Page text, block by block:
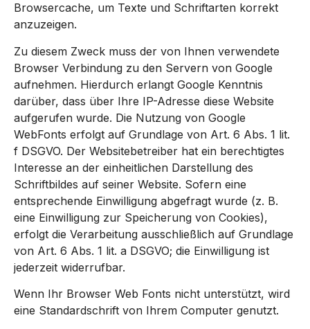
Browsercache, um Texte und Schriftarten korrekt
anzuzeigen.
Zu diesem Zweck muss der von Ihnen verwendete
Browser Verbindung zu den Servern von Google
aufnehmen. Hierdurch erlangt Google Kenntnis
darüber, dass über Ihre IP-Adresse diese Website
aufgerufen wurde. Die Nutzung von Google
WebFonts erfolgt auf Grundlage von Art. 6 Abs. 1 lit.
f DSGVO. Der Websitebetreiber hat ein berechtigtes
Interesse an der einheitlichen Darstellung des
Schriftbildes auf seiner Website. Sofern eine
entsprechende Einwilligung abgefragt wurde (z. B.
eine Einwilligung zur Speicherung von Cookies),
erfolgt die Verarbeitung ausschließlich auf Grundlage
von Art. 6 Abs. 1 lit. a DSGVO; die Einwilligung ist
jederzeit widerrufbar.
Wenn Ihr Browser Web Fonts nicht unterstützt, wird
eine Standardschrift von Ihrem Computer genutzt.